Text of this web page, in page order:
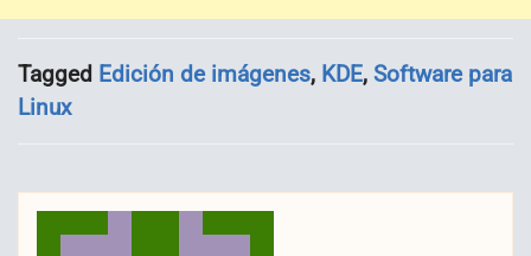
Tagged Edición de imágenes, KDE, Software para
Linux